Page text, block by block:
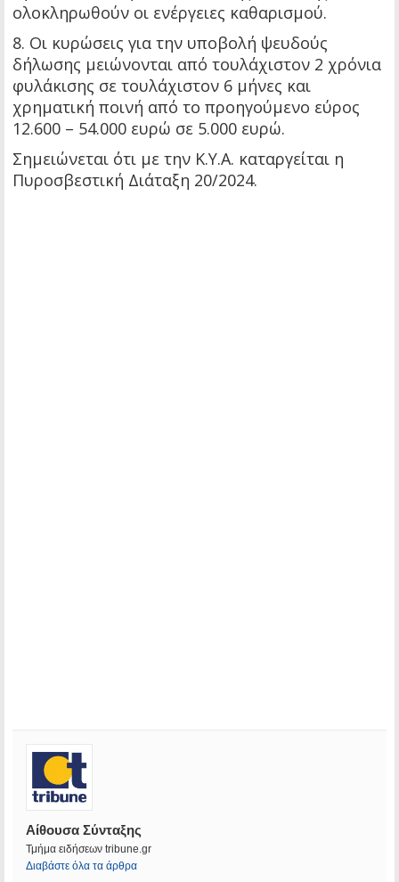
ολοκληρωθούν οι ενέργειες καθαρισμού.
8. Οι κυρώσεις για την υποβολή ψευδούς
δήλωσης μειώνονται από τουλάχιστον 2 χρόνια
φυλάκισης σε τουλάχιστον 6 μήνες και
χρηματική ποινή από το προηγούμενο εύρος
12.600 – 54.000 ευρώ σε 5.000 ευρώ.
Σημειώνεται ότι με την Κ.Υ.Α. καταργείται η
Πυροσβεστική Διάταξη 20/2024.
Αίθουσα Σύνταξης
Τμήμα ειδήσεων tribune.gr
Διαβάστε όλα τα άρθρα